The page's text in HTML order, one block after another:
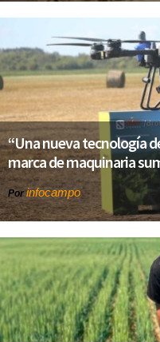
“Una nueva tecnología
marca de maquinaria
Porinfocampo